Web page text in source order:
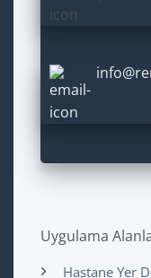
Uygulama
Hastane Yer